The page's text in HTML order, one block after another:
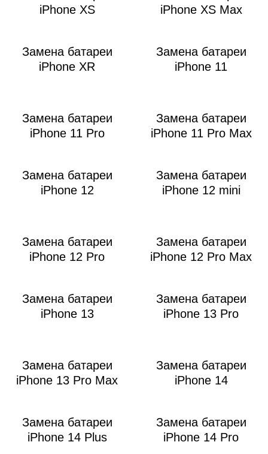
iPhone XS
iPhone XS Max
Замена батареи
iPhone XR
Замена батареи
iPhone 11
Замена батареи
iPhone 11 Pro
Замена батареи
iPhone 11 Pro Max
Замена батареи
iPhone 12
Замена батареи
iPhone 12 mini
Замена батареи
iPhone 12 Pro
Замена батареи
iPhone 12 Pro Max
Замена батареи
iPhone 13
Замена батареи
iPhone 13 Pro
Замена батареи
iPhone 13 Pro Max
Замена батареи
iPhone 14
Замена батареи
iPhone 14 Plus
Замена батареи
iPhone 14 Pro